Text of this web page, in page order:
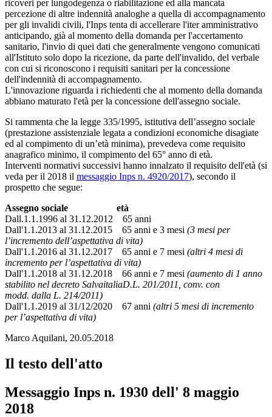
ricoveri per lungodegenza o riabilitazione ed alla mancata
percezione di altre indennità analoghe a quella di accompagnamento
per gli invalidi civili, l'Inps tenta di accellerare l'iter amministrativo
anticipando, già al momento della domanda per l'accertamento
sanitario, l'invio di quei dati che generalmente vengono comunicati
all'Istituto solo dopo la ricezione, da parte dell'invalido, del verbale
con cui si riconoscono i requisiti sanitari per la concessione
dell'indennità di accompagnamento.
L'innovazione riguarda i richiedenti che al momento della domanda
abbiano maturato l'età per la concessione dell'assegno sociale.
Si rammenta che la legge 335/1995, istitutiva dell’assegno sociale
(prestazione assistenziale legata a condizioni economiche disagiate
ed al compimento di un’età minima), prevedeva come requisito
anagrafico minimo, il compimento del 65° anno di età.
Interventi normativi successivi hanno innalzato il requisito dell'età (si
veda per il 2018 il messaggio Inps n. 4920/2017), secondo il
prospetto che segue:
Assegno sociale
età
Dall.1.1.1996 al 31.12.2012 65 anni
Dall'1.1.2013 al 31.12.2015 65 anni e 3 mesi (3 mesi per
l’incremento dell’aspettativa di vita)
Dall'1.1.2016 al 31.12.2017 65 anni e 7 mesi (altri 4 mesi di
incremento per l’aspettativa di vita)
Dall'1.1.2018 al 31.12.2018 66 anni e 7 mesi (aumento di 1 anno
stabilito nel decreto SalvaitaliaD.L. 201/2011, conv. con
modd. dalla L. 214/2011)
Dall'1.1.2019 al 31/12/2020 67 anni (altri 5 mesi di incremento
per l’aspettativa di vita)
Marco Aquilani, 20.05.2018
Il testo dell'atto
Messaggio Inps n. 1930 dell' 8 maggio
2018